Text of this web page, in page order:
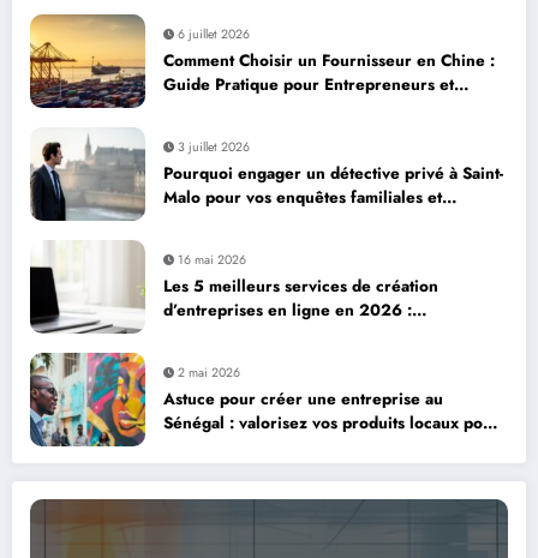
6 juillet 2026
Comment Choisir un Fournisseur en Chine :
Guide Pratique pour Entrepreneurs et
3 juillet 2026
Pourquoi engager un détective privé à Saint-
Malo pour vos enquêtes familiales et
16 mai 2026
Les 5 meilleurs services de création
d’entreprises en ligne en 2026 :
2 mai 2026
Astuce pour créer une entreprise au
Sénégal : valorisez vos produits locaux pour